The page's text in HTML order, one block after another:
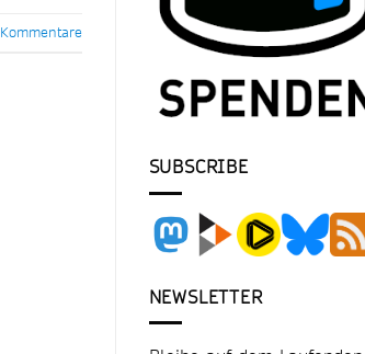
SUBSCRIBE
NEWSLETTER